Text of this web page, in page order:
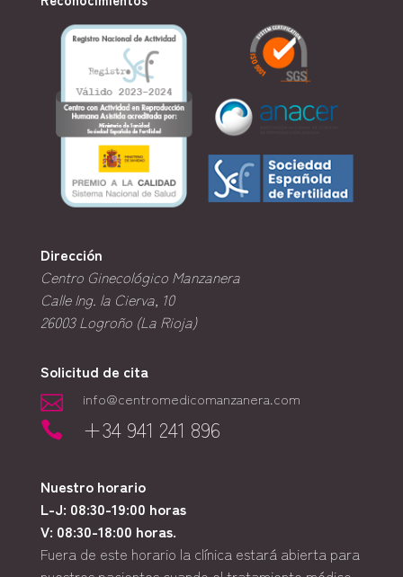
Dirección
Centro Ginecológico Manzanera
Calle Ing. la Cierva, 10
26003Logroño (La Rioja)
Solicitud de cita
 info@centromedicomanzanera.com
 +34 941 241 896
Nuestro horario
L-J: 08:30-19:00 horas
V: 08:30-18:00 horas.
Fuera de este horario la clínica estará abierta para